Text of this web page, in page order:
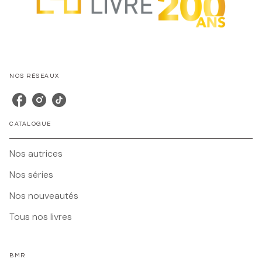
NOS RÉSEAUX
CATALOGUE
Nos autrices
Nos séries
Nos nouveautés
Tous nos livres
BMR